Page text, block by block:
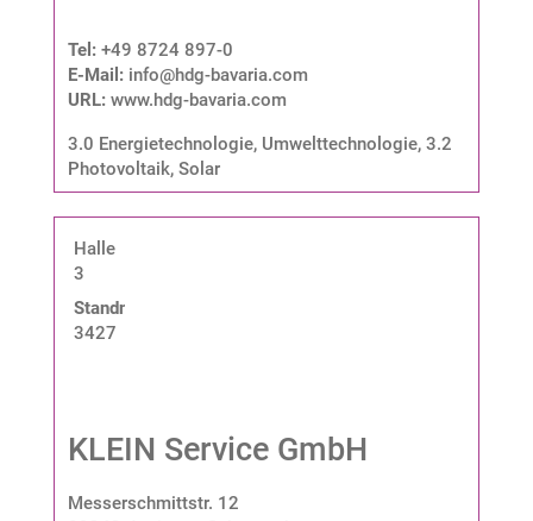
Tel: +49 8724 897-0
E-Mail: info@hdg-bavaria.com
URL: www.hdg-bavaria.com
3.0 Energietechnologie, Umwelttechnologie, 3.2
Photovoltaik, Solar
Halle
3
Standnummer:
3427
KLEIN Service GmbH
Messerschmittstr. 12